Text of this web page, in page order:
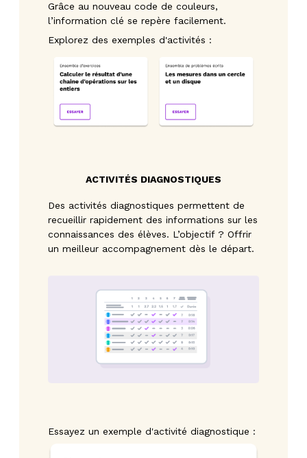
Grâce au nouveau code de couleurs,
l’information clé se repère facilement.
Explorez des exemples d'activités :
ACTIVITÉS DIAGNOSTIQUES
Des activités diagnostiques permettent de
recueillir rapidement des informations sur les
connaissances des élèves. L’objectif ? Offrir
un meilleur accompagnement dès le départ.
Essayez un exemple d'activité diagnostique :